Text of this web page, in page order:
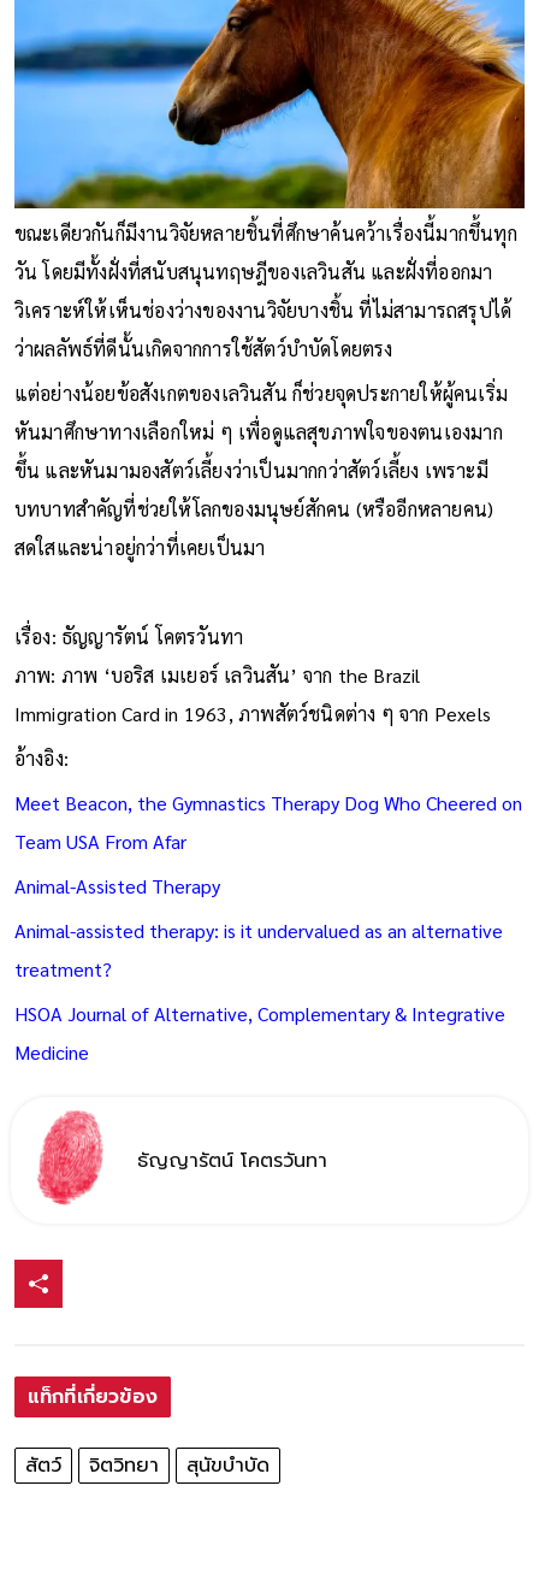
ขณะเดียวกันก็มีงานวิจัยหลายชิ้นที่ศึกษาค้นคว้าเรื่องนี้มากขึ้นทุก
วัน โดยมีทั้งฝั่งที่สนับสนุนทฤษฎีของเลวินสัน และฝั่งที่ออกมา
วิเคราะห์ให้เห็นช่องว่างของงานวิจัยบางชิ้น ที่ไม่สามารถสรุปได้
ว่าผลลัพธ์ที่ดีนั้นเกิดจากการใช้สัตว์บำบัดโดยตรง
แต่อย่างน้อยข้อสังเกตของเลวินสัน ก็ช่วยจุดประกายให้ผู้คนเริ่ม
หันมาศึกษาทางเลือกใหม่ ๆ เพื่อดูแลสุขภาพใจของตนเองมาก
ขึ้น และหันมามองสัตว์เลี้ยงว่าเป็นมากกว่าสัตว์เลี้ยง เพราะมี
บทบาทสำคัญที่ช่วยให้โลกของมนุษย์สักคน (หรืออีกหลายคน)
สดใสและน่าอยู่กว่าที่เคยเป็นมา
เรื่อง: ธัญญารัตน์ โคตรวันทา
ภาพ: ภาพ ‘บอริส เมเยอร์ เลวินสัน’ จาก the Brazil
Immigration Card in 1963, ภาพสัตว์ชนิดต่าง ๆ จาก Pexels
อ้างอิง:
Meet Beacon, the Gymnastics Therapy Dog Who Cheered on
Team USA From Afar
Animal-Assisted Therapy
Animal-assisted therapy: is it undervalued as an alternative
treatment?
HSOA Journal of Alternative, Complementary & Integrative
Medicine
ธัญญารัตน์ โคตรวันทา
แท็กที่เกี่ยวข้อง
สัตว์ จิตวิทยา สุนัขบำบัด